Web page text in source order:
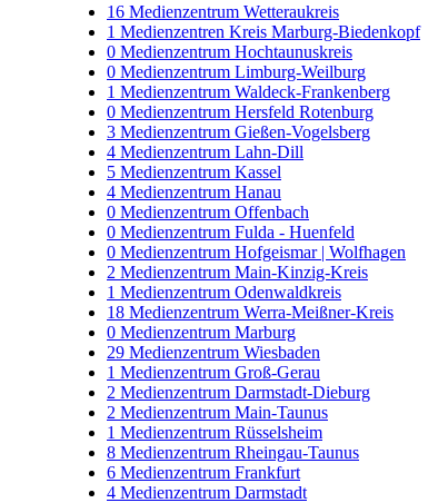
16 Medienzentrum Wetteraukreis
1 Medienzentren Kreis Marburg-Biedenkopf
0 Medienzentrum Hochtaunuskreis
0 Medienzentrum Limburg-Weilburg
1 Medienzentrum Waldeck-Frankenberg
0 Medienzentrum Hersfeld Rotenburg
3 Medienzentrum Gießen-Vogelsberg
4 Medienzentrum Lahn-Dill
5 Medienzentrum Kassel
4 Medienzentrum Hanau
0 Medienzentrum Offenbach
0 Medienzentrum Fulda - Huenfeld
0 Medienzentrum Hofgeismar | Wolfhagen
2 Medienzentrum Main-Kinzig-Kreis
1 Medienzentrum Odenwaldkreis
18 Medienzentrum Werra-Meißner-Kreis
0 Medienzentrum Marburg
29 Medienzentrum Wiesbaden
1 Medienzentrum Groß-Gerau
2 Medienzentrum Darmstadt-Dieburg
2 Medienzentrum Main-Taunus
1 Medienzentrum Rüsselsheim
8 Medienzentrum Rheingau-Taunus
6 Medienzentrum Frankfurt
4 Medienzentrum Darmstadt